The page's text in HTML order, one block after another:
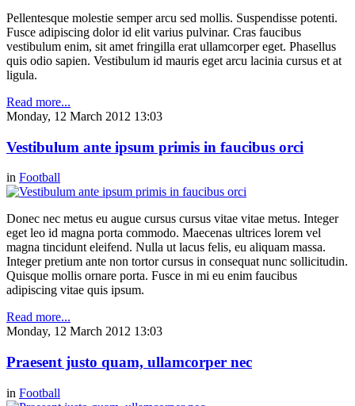
Pellentesque molestie semper arcu sed mollis. Suspendisse potenti.
Fusce adipiscing dolor id elit varius pulvinar. Cras faucibus
vestibulum enim, sit amet fringilla erat ullamcorper eget. Phasellus
quis odio sapien. Vestibulum id mauris eget arcu lacinia cursus et at
ligula.
Read more...
Monday, 12 March 2012 13:03
Vestibulum ante ipsum primis in faucibus orci
in Football
Donec nec metus eu augue cursus cursus vitae vitae metus. Integer
eget leo id magna porta commodo. Maecenas ultrices lorem vel
magna tincidunt eleifend. Nulla ut lacus felis, eu aliquam massa.
Integer pretium ante non tortor cursus in consequat nunc sollicitudin.
Quisque mollis ornare porta. Fusce in mi eu enim faucibus
adipiscing vitae quis ipsum.
Read more...
Monday, 12 March 2012 13:03
Praesent justo quam, ullamcorper nec
in Football